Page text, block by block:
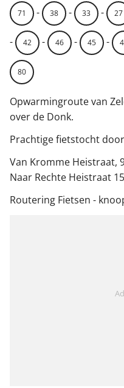
71 - 38 - 33 - 27
- 42 - 46 - 45 -
80
Opwarmingroute van
over de Donk.
Prachtige fietstocht
Van Kromme Heistraat,
Naar Rechte Heistraat
Routering Fietsen -